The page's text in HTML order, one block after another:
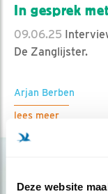
Deze website
In gesprek
09.06.25
De Zanglijster.
Arjan Berben
lees meer